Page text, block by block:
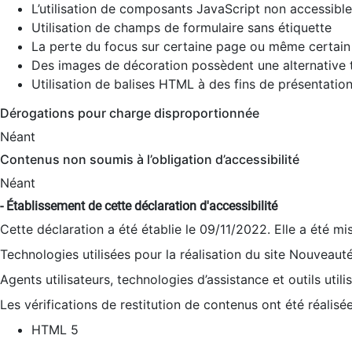
L’utilisation de composants JavaScript non
Utilisation de champs de formulaire sans étiquette
La perte du focus sur certaine page ou même
Des images de décoration possèdent une alternative
Utilisation de balises HTML à des fins de
Dérogations pour charge disproportionnée
Néant
Contenus non soumis à l’obligation d’accessibilité
Néant
- Établissement de cette déclaration d'accessibilité
Cette déclaration a été établie le 09/11/2022. Elle a été
Technologies utilisées pour la réalisation du site
Agents utilisateurs, technologies d’assistance et outils
Les vérifications de restitution de contenus ont été
HTML 5